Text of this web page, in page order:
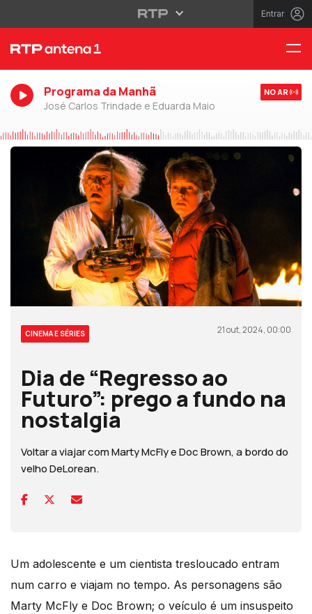
Entrar
Programa da Manhã
José Carlos Trindade e Eduarda Maio
NO AR
CINEMA E SÉRIES 21 out, 2024, 00:00
Dia de “Regresso ao
Futuro”: prego a fundo na
nostalgia
Voltar a viajar com Marty McFly e Doc Brown, a bordo do
velho DeLorean.
Um adolescente e um cientista tresloucado entram
num carro e viajam no tempo. As personagens são
Marty McFly e Doc Brown; o veículo é um insuspeito